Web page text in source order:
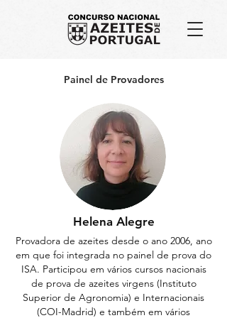
Painel de Provadores
Helena Alegre
Provadora de azeites desde o ano 2006, ano
em que foi integrada no painel de prova do
ISA. Participou em vários cursos nacionais
de prova de azeites virgens (Instituto
Superior de Agronomia) e Internacionais
(COI-Madrid) e também em vários